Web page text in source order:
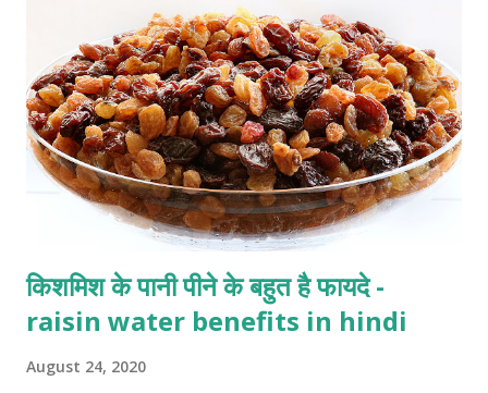
बराबर पानी पीते रहने ब्लड सर्कुलेशन अच्छा रहता है जिससे ब्लड प्रेशर सही रहता
है और तनाव नहीं रहता। डॉक्टर्स का मानना है के तनाव से हार्मोन खराबी का खतरा
बनता है पानी इस रिस्क को कम करता है. दिमाग के लगभग 80 प्रतिशत
TISSUES...
किशमिश के पानी पीने के बहुत है फायदे -
raisin water benefits in hindi
August 24, 2020